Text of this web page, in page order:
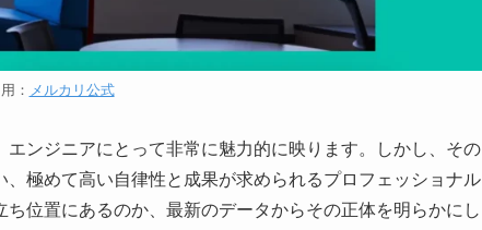
： メルカリ公式
ンジニアにとって非常に魅力的に映ります。しかし、その
極めて高い自律性と成果が求められるプロフェッショナル
位置にあるのか、最新のデータからその正体を明らかにし